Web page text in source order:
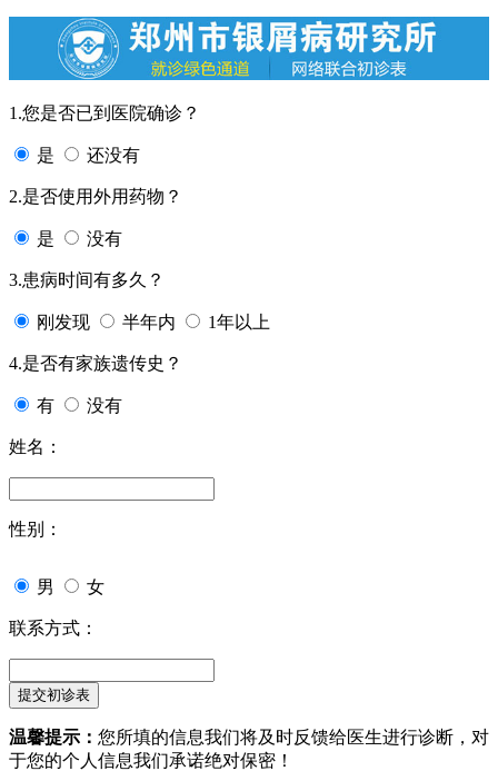
1.您是否已到医院确诊？
是 还没有
2.是否使用外用药物？
是 没有
3.患病时间有多久？
刚发现 半年内 1年以上
4.是否有家族遗传史？
有 没有
姓名：
性别：
男 女
联系方式：
温馨提示： 您所填的信息我们将及时反馈给医生进行诊断，对
于您的个人信息我们承诺绝对保密！